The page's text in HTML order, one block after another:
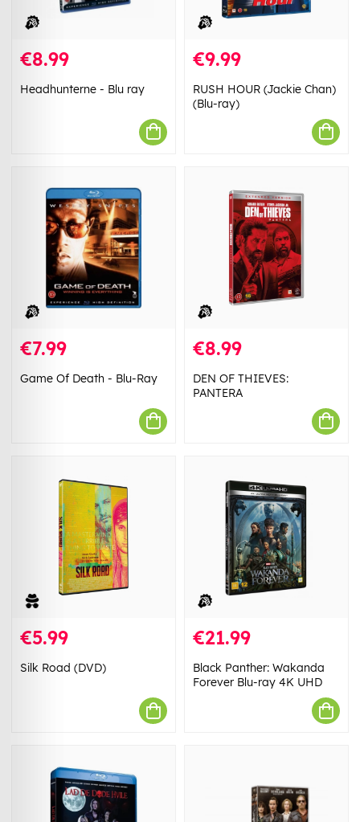
€8.99
Headhunterne - Blu ray
€9.99
RUSH HOUR (Jackie Chan)
(Blu-ray)
€7.99
Game Of Death - Blu-Ray
€8.99
DEN OF THIEVES:
PANTERA
€5.99
Silk Road (DVD)
€21.99
Black Panther: Wakanda
Forever Blu-ray 4K UHD